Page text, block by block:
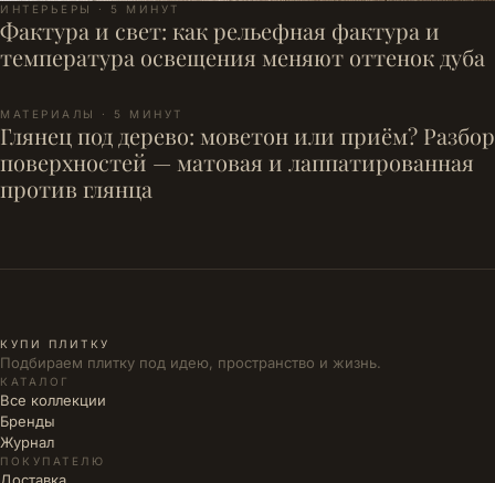
ИНТЕРЬЕРЫ · 5 МИНУТ
Фактура и свет: как рельефная фактура и
температура освещения меняют оттенок дуба
МАТЕРИАЛЫ · 5 МИНУТ
Глянец под дерево: моветон или приём? Разбор
поверхностей — матовая и лаппатированная
против глянца
КУПИ ПЛИТКУ
Подбираем плитку под идею, пространство и жизнь.
КАТАЛОГ
Все коллекции
Бренды
Журнал
ПОКУПАТЕЛЮ